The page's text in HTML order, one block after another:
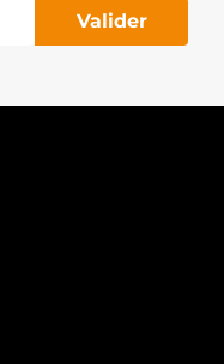
Valider